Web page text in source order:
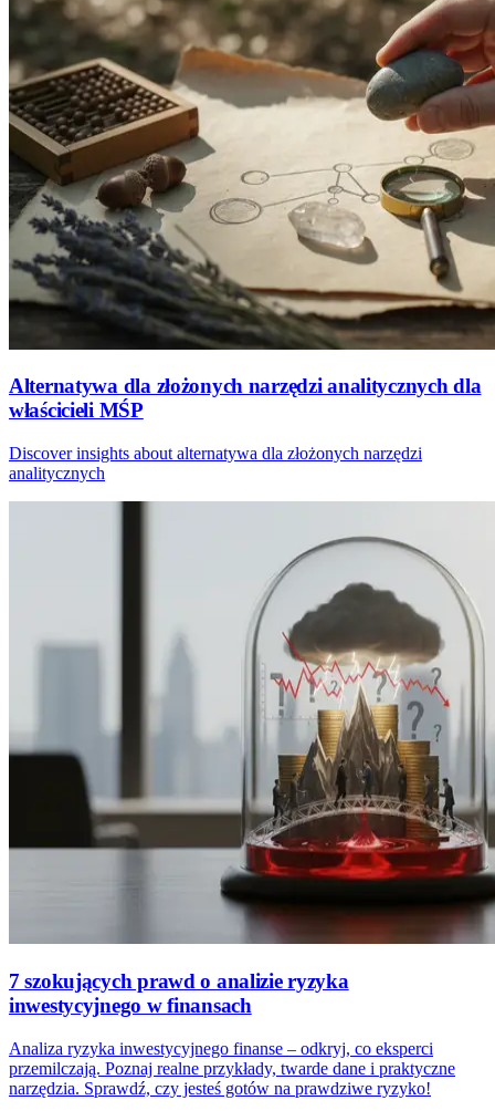
Alternatywa dla złożonych narzędzi analitycznych dla
właścicieli MŚP
Discover insights about alternatywa dla złożonych narzędzi
analitycznych
7 szokujących prawd o analizie ryzyka
inwestycyjnego w finansach
Analiza ryzyka inwestycyjnego finanse – odkryj, co eksperci
przemilczają. Poznaj realne przykłady, twarde dane i praktyczne
narzędzia. Sprawdź, czy jesteś gotów na prawdziwe ryzyko!